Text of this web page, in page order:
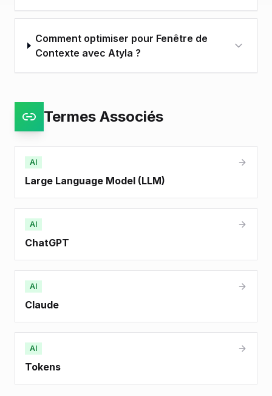
Comment optimiser pour Fenêtre de
Contexte avec Atyla ?
Termes Associés
AI
Large Language Model (LLM)
AI
ChatGPT
AI
Claude
AI
Tokens